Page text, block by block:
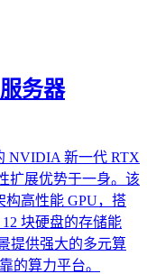
务器
NVIDIA 新一代 RTX
扩展优势于一身。该
构高性能 GPU，搭
块硬盘的存储能
提供强大的多元算
的算力平台。